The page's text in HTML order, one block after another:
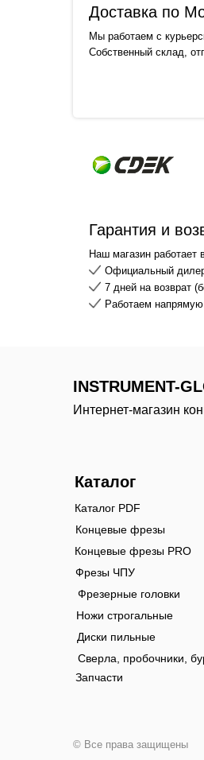
Доставка по
Мы работаем с
Собственный склад,
Гарантия и
Наш магазин работает
Официальный
7 дней на возврат
Работаем
Каталог
Концевые фрезы
Каталог PDF
Концевые фрезы PRO
Фрезы ЧПУ
Фрезерные головки
Ножи строгальные
Диски пильные
Сверла, пробочники,
Запчасти
INSTRUMENT-
© Все права защищены
Интернет-магазин